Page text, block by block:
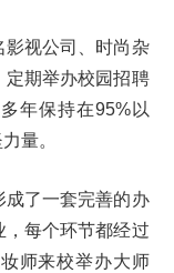
视公司、时尚杂
期举办校园招聘
年保持在95%以
量。
了一套完善的办
每个环节都经过
师来校举办大师